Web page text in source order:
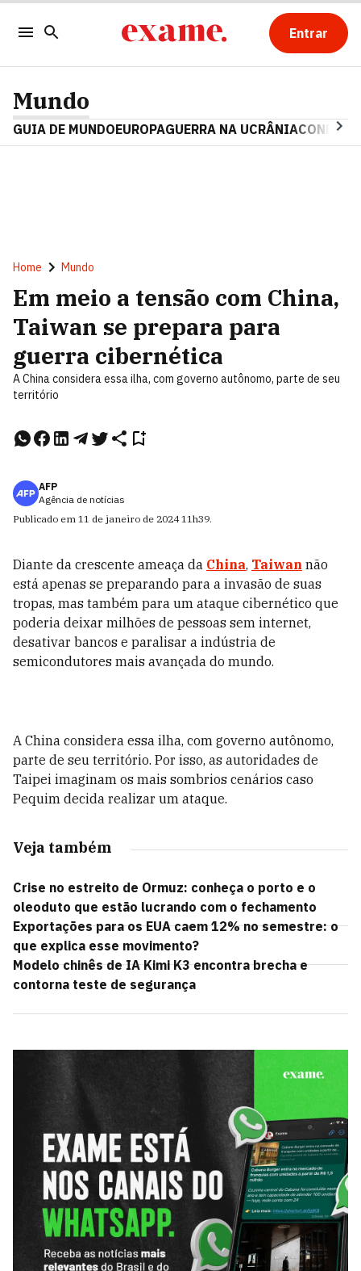
Entrar
Mundo
GUIA DE MUNDOEUROPAGUERRA NA UCRÂNIA
Home Mundo
Em meio a tensão com China,
Taiwan se prepara para
guerra cibernética
A China considera essa ilha, com governo autônomo, parte de seu
território
AFP
Agência de notícias
Publicado em 11 de janeiro de 2024 11h39.
Diante da crescente ameaça da China, Taiwan não
está apenas se preparando para a invasão de suas
tropas, mas também para um ataque cibernético que
poderia deixar milhões de pessoas sem internet,
desativar bancos e paralisar a indústria de
semicondutores mais avançada do mundo.
A China considera essa ilha, com governo autônomo,
parte de seu território. Por isso, as autoridades de
Taipei imaginam os mais sombrios cenários caso
Pequim decida realizar um ataque.
Veja também
Crise no estreito de Ormuz: conheça o porto e o
oleoduto que estão lucrando com o fechamento
Exportações para os EUA caem 12% no semestre: o
que explica esse movimento?
Modelo chinês de IA Kimi K3 encontra brecha e
contorna teste de segurança